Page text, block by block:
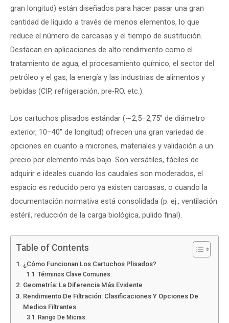
gran longitud) están diseñados para hacer pasar una gran
cantidad de líquido a través de menos elementos, lo que
reduce el número de carcasas y el tiempo de sustitución.
Destacan en aplicaciones de alto rendimiento como el
tratamiento de agua, el procesamiento químico, el sector del
petróleo y el gas, la energía y las industrias de alimentos y
bebidas (CIP, refrigeración, pre-RO, etc.).
Los cartuchos plisados estándar (∼2,5–2,75″ de diámetro
exterior, 10–40″ de longitud) ofrecen una gran variedad de
opciones en cuanto a micrones, materiales y validación a un
precio por elemento más bajo. Son versátiles, fáciles de
adquirir e ideales cuando los caudales son moderados, el
espacio es reducido pero ya existen carcasas, o cuando la
documentación normativa está consolidada (p. ej., ventilación
estéril, reducción de la carga biológica, pulido final).
Table of Contents
¿Cómo Funcionan Los Cartuchos Plisados?
Términos Clave Comunes:
Geometría: La Diferencia Más Evidente
Rendimiento De Filtración: Clasificaciones Y Opciones De
Medios Filtrantes
Rango De Micras: